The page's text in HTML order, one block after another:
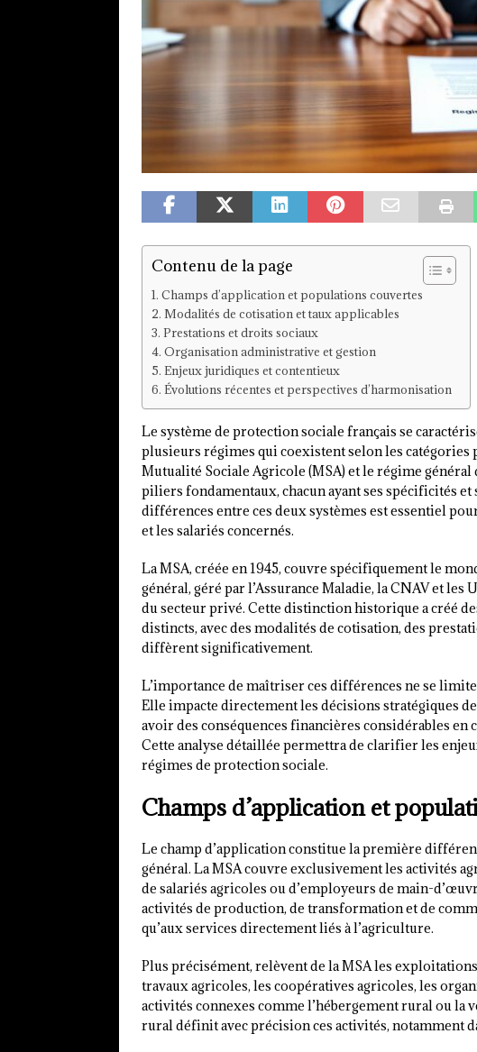
Contenu de la page
Champs d’application et populations couvertes
Modalités de cotisation et taux applicables
Prestations et droits sociaux
Organisation administrative et gestion
Enjeux juridiques et contentieux
Évolutions récentes et perspectives d’harmonisation
Le système de protection sociale français se
plusieurs régimes qui coexistent selon les catégories
Mutualité Sociale Agricole (MSA) et le régime
piliers fondamentaux, chacun ayant ses spécificités
différences entre ces deux systèmes est essentiel
et les salariés concernés.
La MSA, créée en 1945, couvre spécifiquement le
général, géré par l’Assurance Maladie, la CNAV et les
du secteur privé. Cette distinction historique a créé
distincts, avec des modalités de cotisation, des
diffèrent significativement.
L’importance de maîtriser ces différences ne se
Elle impacte directement les décisions stratégiques
avoir des conséquences financières considérables en
Cette analyse détaillée permettra de clarifier les
régimes de protection sociale.
Champs d’application et
Le champ d’application constitue la première
général. La MSA couvre exclusivement les activités
de salariés agricoles ou d’employeurs de main-
activités de production, de transformation et de
qu’aux services directement liés à l’agriculture.
Plus précisément, relèvent de la MSA les
travaux agricoles, les coopératives agricoles, les
activités connexes comme l’hébergement rural ou
rural définit avec précision ces activités, notamment